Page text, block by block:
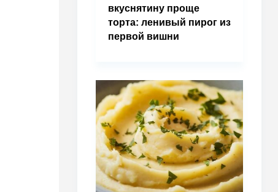
вкуснятину проще
торта: ленивый пирог из
первой вишни